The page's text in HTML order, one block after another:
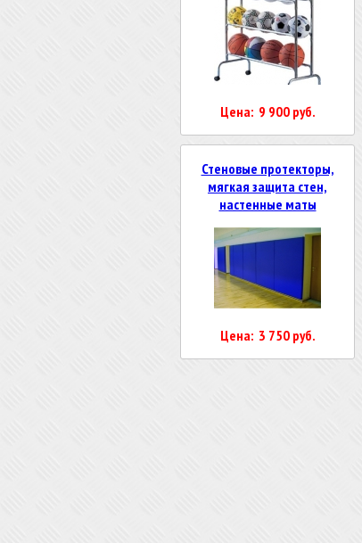
Цена: 9 900 руб.
Стеновые протекторы,
мягкая защита стен,
настенные маты
Цена: 3 750 руб.